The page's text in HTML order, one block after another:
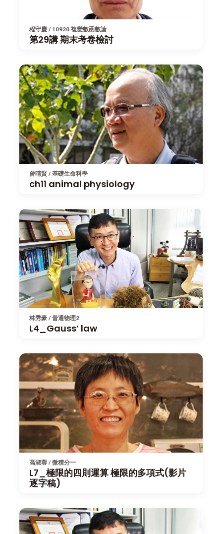
程守慶 / 10920 複變數函數論
第29講 期末考卷檢討
曾晴賢 / 基礎生命科學
ch11 animal physiology
林秀豪 / 普通物理2
L4_Gauss’ law
高淑蓉 / 微積分一
L7_極限的四則運算 極限的多項式(影片
逐字稿)